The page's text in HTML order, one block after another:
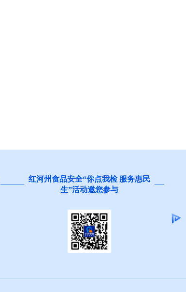
红河州食品安全“你点我检 服务惠民
生”活动邀您参与